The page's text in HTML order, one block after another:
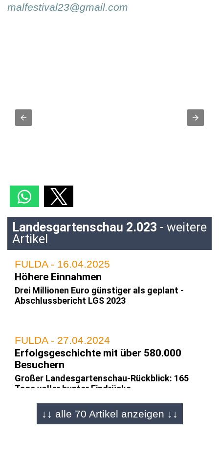
malfestival23@gmail.com
Landesgartenschau 2.023 - weitere
Artikel
FULDA - 16.04.2025
Höhere Einnahmen
Drei Millionen Euro günstiger als geplant -
Abschlussbericht LGS 2023
FULDA - 27.04.2024
Erfolgsgeschichte mit über 580.000
Besuchern
Großer Landesgartenschau-Rückblick: 165
Tage voller bunter Eindrücke
FULDA - 13.04.2024
↓↓ alle 70 Artikel anzeigen ↓↓